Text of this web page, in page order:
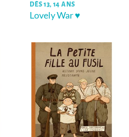
DÈS 13, 14 ANS
Lovely War ♥